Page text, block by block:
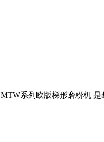
系列欧版梯形磨粉机